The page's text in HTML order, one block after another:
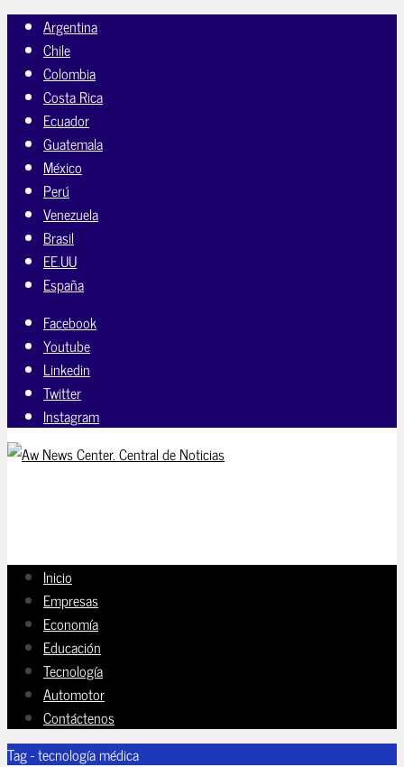
Argentina
Chile
Colombia
Costa Rica
Ecuador
Guatemala
México
Perú
Venezuela
Brasil
EE.UU
España
Facebook
Youtube
Linkedin
Twitter
Instagram
Inicio
Empresas
Economía
Educación
Tecnología
Automotor
Contáctenos
Tag - tecnología médica